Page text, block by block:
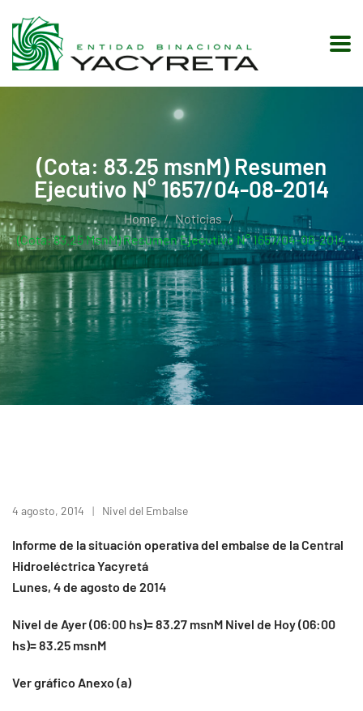
(Cota: 83.25 msnM) Resumen
Ejecutivo N° 1657/04-08-2014
Home
Noticias
(Cota: 83.25 MsnM) Resumen Ejecutivo N° 1657/04-08-2014
4 agosto, 2014 Nivel del Embalse
Informe de la situación operativa del embalse de la Central
Hidroeléctrica Yacyretá
Lunes, 4 de agosto de 2014
Nivel de Ayer (06:00 hs)= 83.27 msnM Nivel de Hoy (06:00
hs)= 83.25 msnM
Ver gráfico Anexo (a)